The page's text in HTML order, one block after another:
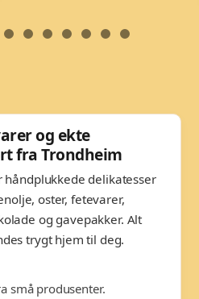
og ekte
fra Trondheim
delikatesser
oster, fetevarer,
og gavepakker. Alt
trygt hjem til deg.
små produsenter.